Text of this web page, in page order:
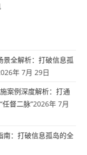
景全解析：打破信息孤
年 7月 29日
案例深度解析：打通
任督二脉”2026年 7月
南：打破信息孤岛的全